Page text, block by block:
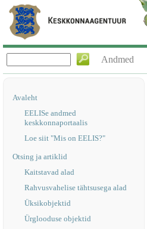
Andmed
Avaleht
EELISe andmed
keskkonnaportaalis
Loe siit "Mis on EELIS?"
Otsing ja artiklid
Kaitstavad alad
Rahvusvahelise tähtsusega alad
Üksikobjektid
Ürglooduse objektid